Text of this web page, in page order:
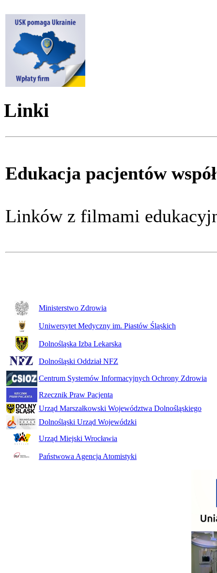
Linki
Edukacja pacjentów
Linków z filmami
Ministerstwo Zdrowia
Uniwersytet Medyczny im. Piastów Śląskich
Dolnośląska Izba Lekarska
Dolnośląski Oddział NFZ
Centrum Systemów Informacyjnych Ochrony Zdrowia
Rzecznik Praw Pacjenta
Urząd Marszałkowski Województwa Dolnośląskiego
Dolnośląski Urząd Wojewódzki
Urząd Miejski Wrocławia
Państwowa Agencja Atomistyki